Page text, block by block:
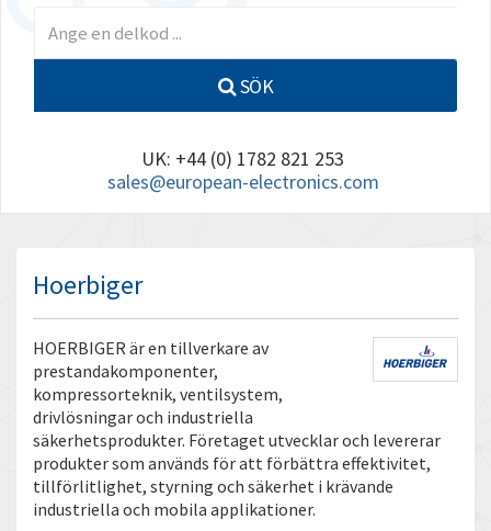
SÖK
UK: +44 (0) 1782 821 253
sales@european-electronics.com
Hoerbiger
HOERBIGER är en tillverkare av
prestandakomponenter,
kompressorteknik, ventilsystem,
drivlösningar och industriella
säkerhetsprodukter. Företaget utvecklar och levererar
produkter som används för att förbättra effektivitet,
tillförlitlighet, styrning och säkerhet i krävande
industriella och mobila applikationer.